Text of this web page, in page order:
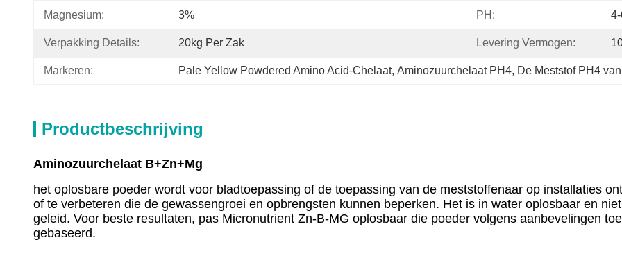
Magnesium: 3% PH:
Verpakking Details: 20kg Per Zak Levering Vermogen:
Markeren: Pale Yellow Powdered Amino Acid-Chelaat, Aminozuurchelaat PH4, De Meststof PH4
Productbeschrijving
Aminozuurchelaat B+Zn+Mg
het oplosbare poeder wordt voor bladtoepassing of de toepassing van de meststoffenaar op installaties
of te verbeteren die de gewassengroei en opbrengsten kunnen beperken. Het is in water oplosbaar en
geleid. Voor beste resultaten, pas Micronutrient Zn-B-MG oplosbaar die poeder volgens aanbevelingen
gebaseerd.